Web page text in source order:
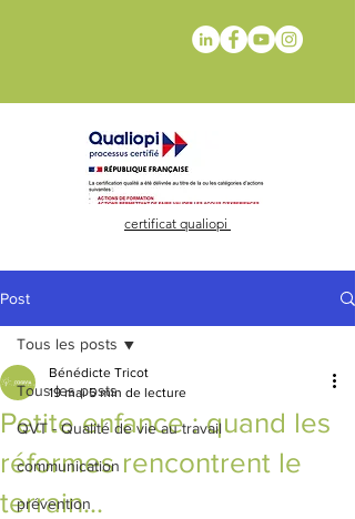
certificat qualiopi
Post
Tous les posts
QVT - Qualité de vie au travail
communication
prévention
Tous les posts
Petite enfance : quand les
réformes rencontrent le
terrain...
Bénédicte Tricot
19 mai 5 min de lecture